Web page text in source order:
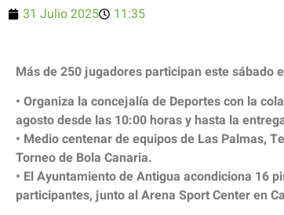
31 Julio 2025 11:35
Más de 250 jugadores participan este sábado
• Organiza la concejalía de Deportes con la
agosto desde las 10:00 horas y hasta la
• Medio centenar de equipos de Las Palmas,
Torneo de Bola Canaria.
• El Ayuntamiento de Antigua acondiciona 16
participantes, junto al Arena Sport Center en